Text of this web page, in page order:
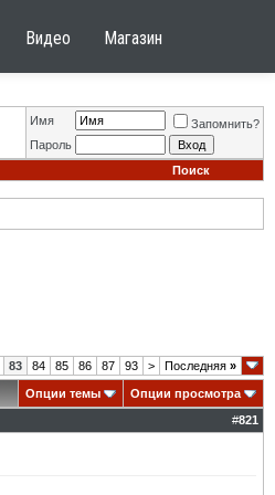
Видео Магазин
Имя
Запомнить?
Пароль
Поиск
83 84 85 86 87 93 > Последняя »
Опции темы
Опции просмотра
#821